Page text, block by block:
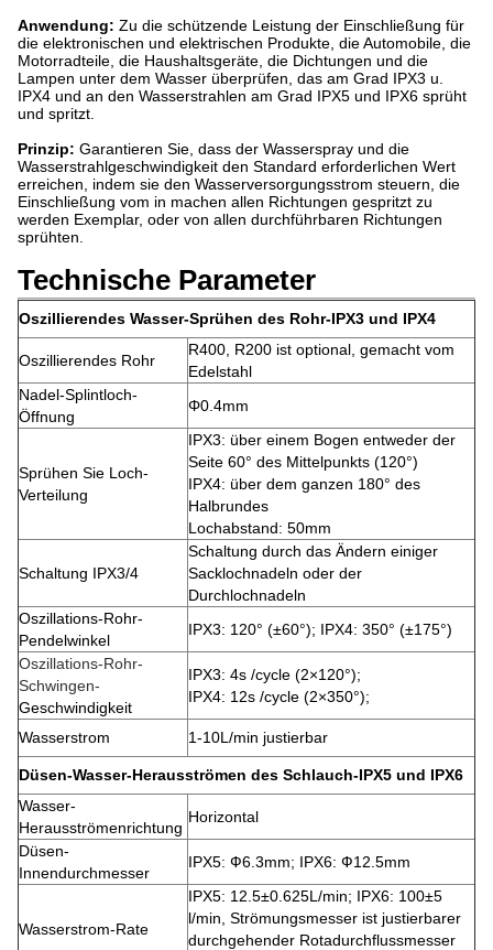
Anwendung: Zu die schützende Leistung der Einschließung für
die elektronischen und elektrischen Produkte, die Automobile, die
Motorradteile, die Haushaltsgeräte, die Dichtungen und die
Lampen unter dem Wasser überprüfen, das am Grad IPX3 u.
IPX4 und an den Wasserstrahlen am Grad IPX5 und IPX6 sprüht
und spritzt.
Prinzip: Garantieren Sie, dass der Wasserspray und die
Wasserstrahlgeschwindigkeit den Standard erforderlichen Wert
erreichen, indem sie den Wasserversorgungsstrom steuern, die
Einschließung vom in machen allen Richtungen gespritzt zu
werden Exemplar, oder von allen durchführbaren Richtungen
sprühten.
Technische Parameter
Oszillierendes Wasser-Sprühen des Rohr-IPX3 und IPX4
Oszillierendes Rohr
R400, R200 ist optional, gemacht vom
Edelstahl
Nadel-Splintloch-
Öffnung
Φ0.4mm
Sprühen Sie Loch-
Verteilung
IPX3: über einem Bogen entweder der
Seite 60° des Mittelpunkts (120°)
IPX4: über dem ganzen 180° des
Halbrundes
Lochabstand: 50mm
Schaltung IPX3/4
Schaltung durch das Ändern einiger
Sacklochnadeln oder der
Durchlochnadeln
Oszillations-Rohr-
Pendelwinkel
IPX3: 120° (±60°); IPX4: 350° (±175°)
Oszillations-Rohr-
Schwingen-
Geschwindigkeit
IPX3: 4s /cycle (2×120°);
IPX4: 12s /cycle (2×350°);
Wasserstrom 1-10L/min justierbar
Düsen-Wasser-Herausströmen des Schlauch-IPX5 und IPX6
Wasser-
Herausströmenrichtung
Horizontal
Düsen-
Innendurchmesser
IPX5: Ф6.3mm; IPX6: Ф12.5mm
Wasserstrom-Rate
IPX5: 12.5±0.625L/min; IPX6: 100±5
l/min, Strömungsmesser ist justierbarer
durchgehender Rotadurchflussmesser